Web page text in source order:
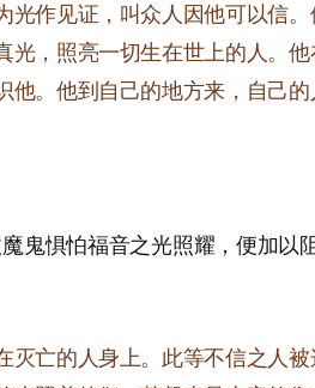
光作见证，叫众人因他可以信。
光，照亮一切生在世上的人。
他。他到自己的地方来，自己
鬼惧怕福音之光照耀，便加以
灭亡的人身上。此等不信之人